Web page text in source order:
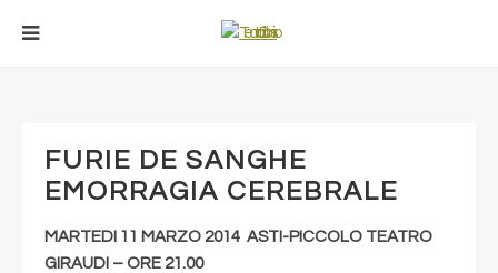
FURIE DE SANGHE
EMORRAGIA CEREBRALE
MARTEDI 11 MARZO 2014 ASTI-PICCOLO TEATRO
GIRAUDI – ORE 21.00